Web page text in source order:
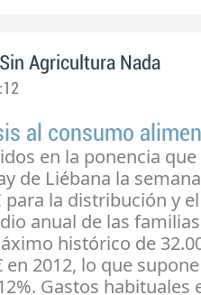
Sin Agricultura Nada
al consumo
en la ponencia
de Liébana la
para la distribución y
anual de las
histórico de
en 2012, lo que
Gastos habituales